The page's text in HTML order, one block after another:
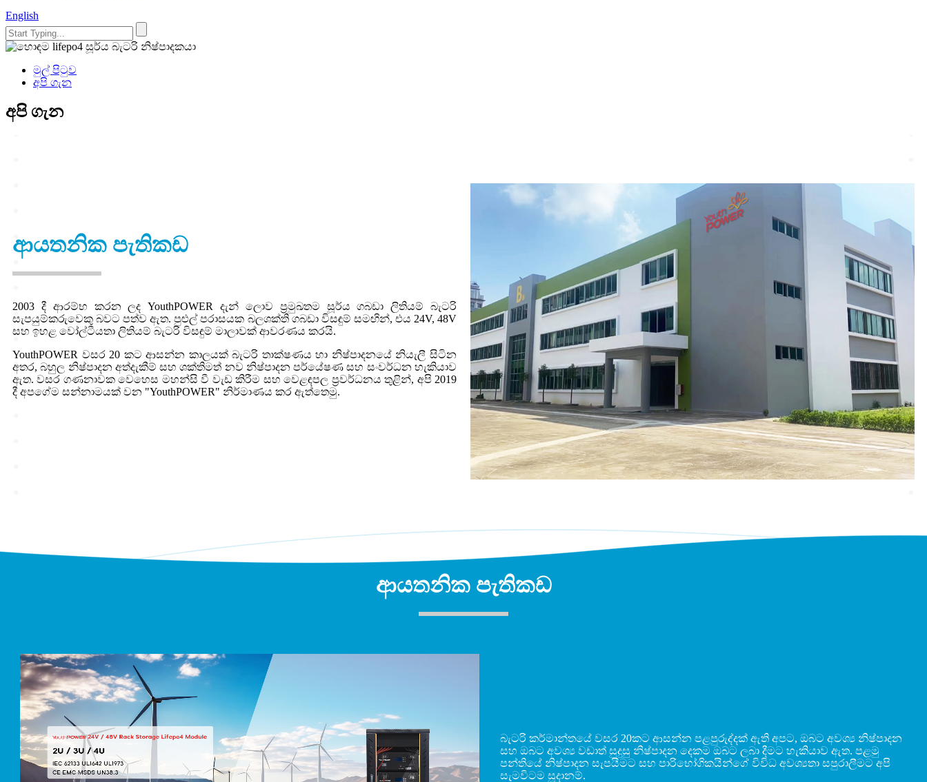
English
මුල් පිටුව
අපි ගැන
අපි ගැන
ආයතනික පැතිකඩ
2003 දී ආරම්භ කරන ලද YouthPOWER දැන් ලොව ප්‍රමුඛතම සූර්ය ගබඩා ලිතියම් බැටරි
සැපයුම්කරුවෙකු බවට පත්ව ඇත. පුළුල් පරාසයක බලශක්ති ගබඩා විසඳුම් සමඟින්, එය 24V, 48V
සහ ඉහළ වෝල්ටීයතා ලිතියම් බැටරි විසඳුම් මාලාවක් ආවරණය කරයි.
YouthPOWER වසර 20 කට ආසන්න කාලයක් බැටරි තාක්ෂණය හා නිෂ්පාදනයේ නියැලී සිටින
අතර, බහුල නිෂ්පාදන අත්දැකීම් සහ ශක්තිමත් නව නිෂ්පාදන පර්යේෂණ සහ සංවර්ධන හැකියාව
ඇත. වසර ගණනාවක වෙහෙස මහන්සි වී වැඩ කිරීම සහ වෙළඳපල ප්‍රවර්ධනය තුළින්, අපි 2019
දී අපගේම සන්නාමයක් වන "YouthPOWER" නිර්මාණය කර ඇත්තෙමු.
ආයතනික පැතිකඩ
බැටරි කර්මාන්තයේ වසර 20කට ආසන්න පළපුරුද්දක් ඇති අපට, ඔබට අවශ්‍ය නිෂ්පාදන
සහ ඔබට අවශ්‍ය වඩාත් සුදුසු නිෂ්පාදන දෙකම ඔබට ලබා දීමට හැකියාව ඇත. පළමු
පන්තියේ නිෂ්පාදන සැපයීමට සහ පාරිභෝගිකයින්ගේ විවිධ අවශ්‍යතා සපුරාලීමට අපි
සැමවිටම සූදානම්.